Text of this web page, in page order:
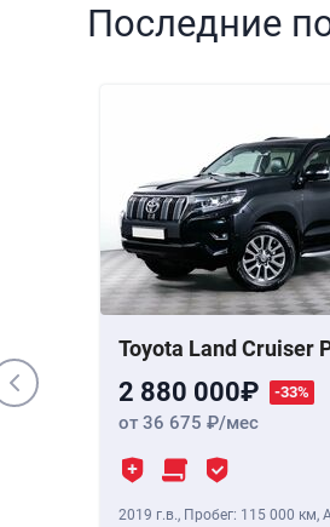
Последние
Toyota Land Cruiser
2 880 000 -33%
от 36 675 /мес
2019 г.в., Пробег: 115 000 км,